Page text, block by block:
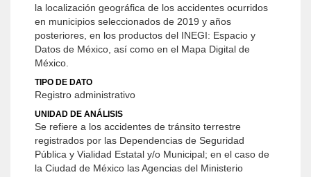
la localización geográfica de los accidentes ocurridos
en municipios seleccionados de 2019 y años
posteriores, en los productos del INEGI: Espacio y
Datos de México, así como en el Mapa Digital de
México.
TIPO DE DATO
Registro administrativo
UNIDAD DE ANÁLISIS
Se refiere a los accidentes de tránsito terrestre
registrados por las Dependencias de Seguridad
Pública y Vialidad Estatal y/o Municipal; en el caso de
la Ciudad de México las Agencias del Ministerio